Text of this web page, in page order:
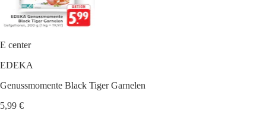
E center
EDEKA
Genussmomente Black Tiger Garnelen
5,99 €